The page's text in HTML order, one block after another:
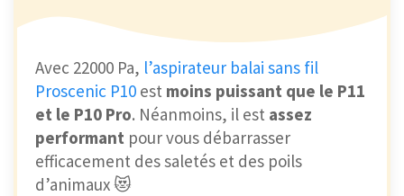
Avec 22000 Pa, l’aspirateur balai sans fil
Proscenic P10 est moins puissant que le P11
et le P10 Pro. Néanmoins, il est assez
performant pour vous débarrasser
efficacement des saletés et des poils
d’animaux 😻